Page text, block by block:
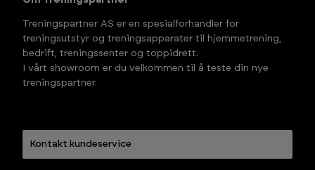
Treningspartner AS er en spesialforhandler for
treningsutstyr og treningsapparater til hjemmetrening,
bedrift, treningssenter og toppidrett.
I vårt showroom er du velkommen til å teste din nye
treningspartner.
Kontakt kundeservice